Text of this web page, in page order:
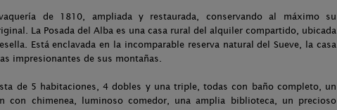
de 1810, ampliada y restaurada, conservando al máximo su
La Posada del Alba es una casa rural del alquiler compartido, ubicada
Está enclavada en la incomparable reserva natural del Sueve, la casa
impresionantes de sus montañas.
de 5 habitaciones, 4 dobles y una triple, todas con baño completo, un
con chimenea, luminoso comedor, una amplia biblioteca, un precioso